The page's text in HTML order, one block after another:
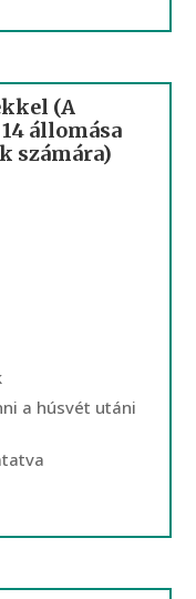
(A
állomása
számára)
a húsvét utáni